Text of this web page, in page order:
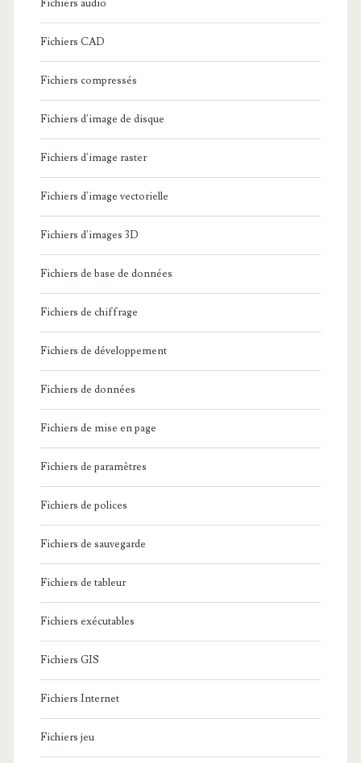
Fichiers audio
Fichiers CAD
Fichiers compressés
Fichiers d'image de disque
Fichiers d'image raster
Fichiers d'image vectorielle
Fichiers d'images 3D
Fichiers de base de données
Fichiers de chiffrage
Fichiers de développement
Fichiers de données
Fichiers de mise en page
Fichiers de paramètres
Fichiers de polices
Fichiers de sauvegarde
Fichiers de tableur
Fichiers exécutables
Fichiers GIS
Fichiers Internet
Fichiers jeu